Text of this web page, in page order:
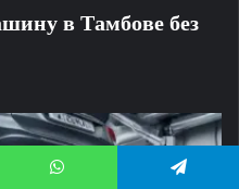
в Тамбове без